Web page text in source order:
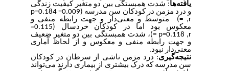
یافته‌ها: شدت همبستگی بین دو متغیر کیفیت زندگی
و درد مزمن در کودکان سن مدرسه
(0.009= p=0.184
متوسط و معنی‌دار و جهت رابطه منفی و
معکوس بود اما در کودکان خردسال
(0.115=
p=0.118 ,r =)
، شدت همبستگی بین دو متغیر ضعیف
و جهت رابطه منفی و معکوس و از لحاظ آماری
معنی‌دار نبود.
نتیجه‌گیری: درد مزمن ناشی از سرطان در کودکان
سن مدرسه که درک بیشتری از بیماری دارند می‌تواند